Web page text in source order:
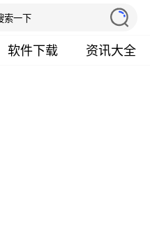
软件下载 资讯大全